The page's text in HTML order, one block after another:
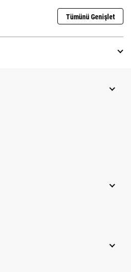
Tümünü Genişlet